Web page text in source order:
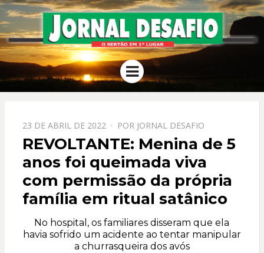
JORNAL
DESAFIO
O Sertão em 1º Lugar
Menu
PPOSTADO
EM
23 DE ABRIL DE 2022 POR JORNAL DESAFIO
REVOLTANTE: Menina de 5
anos foi queimada viva
com permissão da própria
família em ritual satânico
No hospital, os familiares disseram que ela
havia sofrido um acidente ao tentar manipular
a churrasqueira dos avós